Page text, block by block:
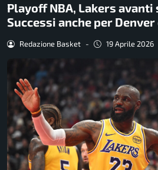
Playoff NBA, Lakers avanti
Successi anche per Denver
Redazione Basket - 19 Aprile 2026